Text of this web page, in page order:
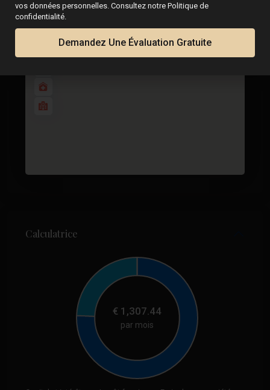
3 BD 2 BA 93
Calculatrice
€ 1,307.44
par mois
vos données personnelles. Consultez notre Politique de
confidentialité.
Demandez Une Évaluation Gratuite